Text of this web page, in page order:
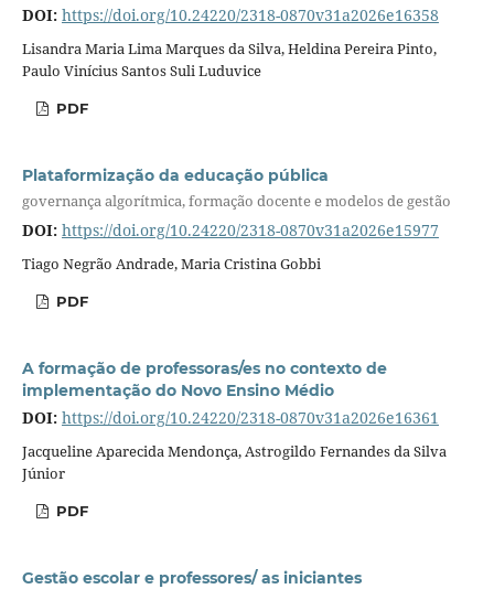
DOI: https://doi.org/10.24220/2318-0870v31a2026e16358
Lisandra Maria Lima Marques da Silva, Heldina Pereira Pinto,
Paulo Vinícius Santos Suli Luduvice
PDF
Plataformização da educação pública
governança algorítmica, formação docente e modelos de gestão
DOI: https://doi.org/10.24220/2318-0870v31a2026e15977
Tiago Negrão Andrade, Maria Cristina Gobbi
PDF
A formação de professoras/es no contexto de
implementação do Novo Ensino Médio
DOI: https://doi.org/10.24220/2318-0870v31a2026e16361
Jacqueline Aparecida Mendonça, Astrogildo Fernandes da Silva
Júnior
PDF
Gestão escolar e professores/ as iniciantes